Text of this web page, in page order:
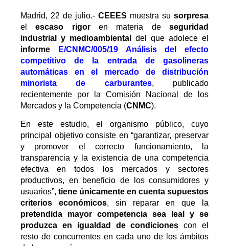
Madrid, 22 de julio.- CEEES muestra su sorpresa
elescaso rigoren materia deseguridad
industrial y medioambiental
del que adolece el
informe
E/CNMC/005/19 Análisis del efecto
competitivo de la entrada de gasolineras
automáticas en el mercado de distribución
minorista de carburantes, publicado
recientemente por la Comisión Nacional de los
Mercados y la Competencia (CNMC).
En este estudio, el organismo público, cuyo
principal objetivo consiste en “garantizar, preservar
y promover el correcto funcionamiento, la
transparencia y la existencia de una competencia
efectiva en todos los mercados y sectores
productivos, en beneficio de los consumidores y
usuarios”, tiene únicamente en cuenta supuestos
criterios económicos, sin reparar en que la
pretendida mayor competencia sea leal y se
produzca en igualdad de condiciones con el
resto de concurrentes en cada uno de los ámbitos